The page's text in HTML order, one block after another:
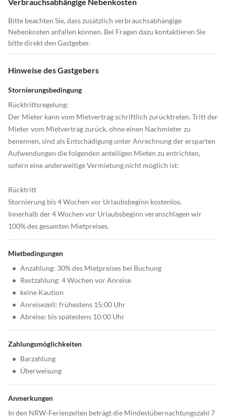
Verbrauchsabhängige Nebenkosten
Bitte beachten Sie, dass zusätzlich verbrauchsabhängige
Nebenkosten anfallen können. Bei Fragen dazu kontaktieren Sie
bitte direkt den Gastgeber.
Hinweise des Gastgebers
Stornierungsbedingung
Rücktrittsregelung:
Der Mieter kann vom Mietvertrag schriftlich zurücktreten. Tritt der
Mieter vom Mietvertrag zurück, ohne einen Nachmieter zu
benennen, sind als Entschädigung unter Anrechnung der ersparten
Aufwendungen die folgenden anteiligen Mieten zu entrichten,
sofern eine anderweitige Vermietung nicht möglich ist:
Rücktritt
Stornierung bis 4 Wochen vor Urlaubsbeginn kostenlos.
Innerhalb der 4 Wochen vor Urlaubsbeginn veranschlagen wir
100% des gesamten Mietpreises.
Mietbedingungen
• Anzahlung: 30% des Mietpreises bei Buchung
• Restzahlung: 4 Wochen vor Anreise
• keine Kaution
• Anreisezeit: frühestens 15:00 Uhr
• Abreise: bis spätestens 10:00 Uhr
Zahlungsmöglichkeiten
• Barzahlung
• Überweisung
Anmerkungen
In den NRW-Ferienzeiten beträgt die Mindestübernachtungszahl 7